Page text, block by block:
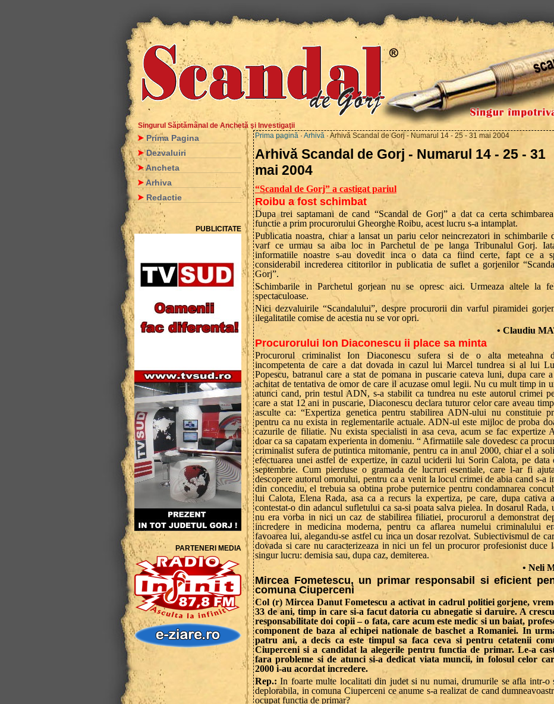
Singurul Săptămânal de Anchetă şi Investigaţii
Prima Pagina
Dezvaluiri
Ancheta
Arhiva
Redactie
PUBLICITATE
PARTENERI MEDIA
Prima pagină · Arhivă · Arhivă Scandal de Gorj - Numarul 14 - 25 - 31 mai 2004
Arhivă Scandal de Gorj - Numarul 14 - 25 - 31
mai 2004
“Scandal de Gorj” a castigat pariul
Roibu a fost schimbat
Dupa trei saptamani de cand “Scandal de Gorj” a dat ca certa
functie a prim procurorului Gheorghe Roibu, acest lucru s-a intamplat.
Publicatia noastra, chiar a lansat un pariu celor neincrezatori in schimbarile
varf ce urmau sa aiba loc in Parchetul de pe langa Tribunalul Gorj.
informatiile noastre s-au dovedit inca o data ca fiind certe, fapt ce a
considerabil increderea cititorilor in publicatia de suflet a gorjenilor
Gorj”.
Schimbarile in Parchetul gorjean nu se opresc aici. Urmeaza altele la
spectaculoase.
Nici dezvaluirile “Scandalului”, despre procurorii din varful piramidei
ilegalitatile comise de acestia nu se vor opri.
• Claudiu
Procurorului Ion Diaconescu ii place sa minta
Procurorul criminalist Ion Diaconescu sufera si de o alta meteahna
incompetenta de care a dat dovada in cazul lui Marcel tundrea si al lui
Popescu, batranul care a stat de pomana in puscarie cateva luni, dupa care
achitat de tentativa de omor de care il acuzase omul legii. Nu cu mult timp in
atunci cand, prin testul ADN, s-a stabilit ca tundrea nu este autorul crimei
care a stat 12 ani in puscarie, Diaconescu declara tuturor celor care aveau
asculte ca: “Expertiza genetica pentru stabilirea ADN-ului nu constituie
pentru ca nu exista in reglementarile actuale. ADN-ul este mijloc de proba
cazurile de filiatie. Nu exista specialisti in asa ceva, acum se fac expertize
doar ca sa capatam experienta in domeniu. “ Afirmatiile sale dovedesc ca
criminalist sufera de putintica mitomanie, pentru ca in anul 2000, chiar el a
efectuarea unei astfel de expertize, in cazul uciderii lui Sorin Calota, pe data
septembrie. Cum pierduse o gramada de lucruri esentiale, care l-ar fi
descopere autorul omorului, pentru ca a venit la locul crimei de abia cand s-a
din concediu, el trebuia sa obtina probe puternice pentru condamnarea
lui Calota, Elena Rada, asa ca a recurs la expertiza, pe care, dupa cativa
contestat-o din adancul sufletului ca sa-si poata salva pielea. In dosarul Rada,
nu era vorba in nici un caz de stabilirea filiatiei, procurorul a demonstrat
incredere in medicina moderna, pentru ca aflarea numelui criminalului
favoarea lui, alegandu-se astfel cu inca un dosar rezolvat. Subiectivismul de
dovada si care nu caracterizeaza in nici un fel un procuror profesionist duce
singur lucru: demisia sau, dupa caz, demiterea.
• Neli
Mircea Fometescu, un primar responsabil si eficient
comuna Ciuperceni
Col (r) Mircea Danut Fometescu a activat in cadrul politiei gorjene,
33 de ani, timp in care si-a facut datoria cu abnegatie si daruire. A
responsabilitate doi copii – o fata, care acum este medic si un baiat,
component de baza al echipei nationale de baschet a Romaniei. In
patru ani, a decis ca este timpul sa faca ceva si pentru cetatenii
Ciuperceni si a candidat la alegerile pentru functia de primar. Le-a
fara probleme si de atunci si-a dedicat viata muncii, in folosul celor
2000 i-au acordat incredere.
Rep.:In foarte multe localitati din judet si nu numai, drumurile se afla intr-o
deplorabila, in comuna Ciuperceni ce anume s-a realizat de cand
ocupat functia de primar?